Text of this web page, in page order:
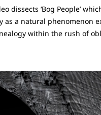
dissects ‘Bog People’
as a natural
within the rush of